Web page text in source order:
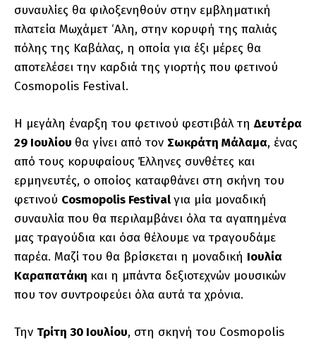
συναυλίες θα φιλοξενηθούν στην εμβληματική
πλατεία Μωχάμετ ‘Αλη, στην κορυφή της παλιάς
πόλης της Καβάλας, η οποία για έξι μέρες θα
αποτελέσει την καρδιά της γιορτής που φετινού
Cosmopolis Festival.
Η μεγάλη έναρξη του φετινού φεστιβάλ τη Δευτέρα
29 Ιουλίου θα γίνει από τον Σωκράτη Μάλαμα, ένας
από τους κορυφαίους Έλληνες συνθέτες και
ερμηνευτές, ο οποίος καταφθάνει στη σκήνη του
φετινού Cosmopolis Festivalγια μία μοναδική
συναυλία που θα περιλαμβάνει όλα τα αγαπημένα
μας τραγούδια και όσα θέλουμε να τραγουδάμε
παρέα. Μαζί του θα βρίσκεται η μοναδική Ιουλία
Καραπατάκη και η μπάντα δεξιοτεχνών μουσικών
που τον συντροφεύει όλα αυτά τα χρόνια.
Την Τρίτη 30 Ιουλίου, στη σκηνή του Cosmopolis